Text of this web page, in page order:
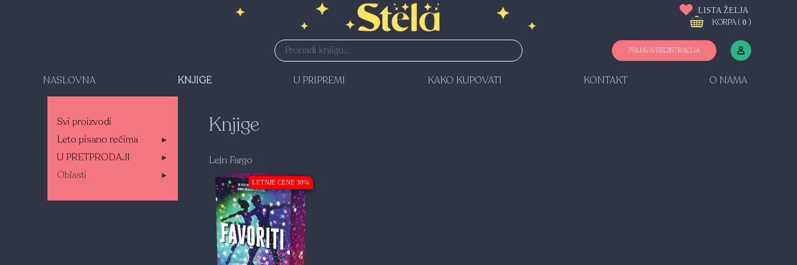
PRIJAVA/REGISTRACIJA
LISTA ŽELJA
KORPA ( 0 )
NASLOVNA KNJIGE U PRIPREMI KAKO KUPOVATI KONTAKT O NAMA
Svi proizvodi
Leto pisano rečima
▸
U PRETPRODAJI
▸
Oblasti
▸
Knjige
Lejn Fargo
LETNJE CENE 30%